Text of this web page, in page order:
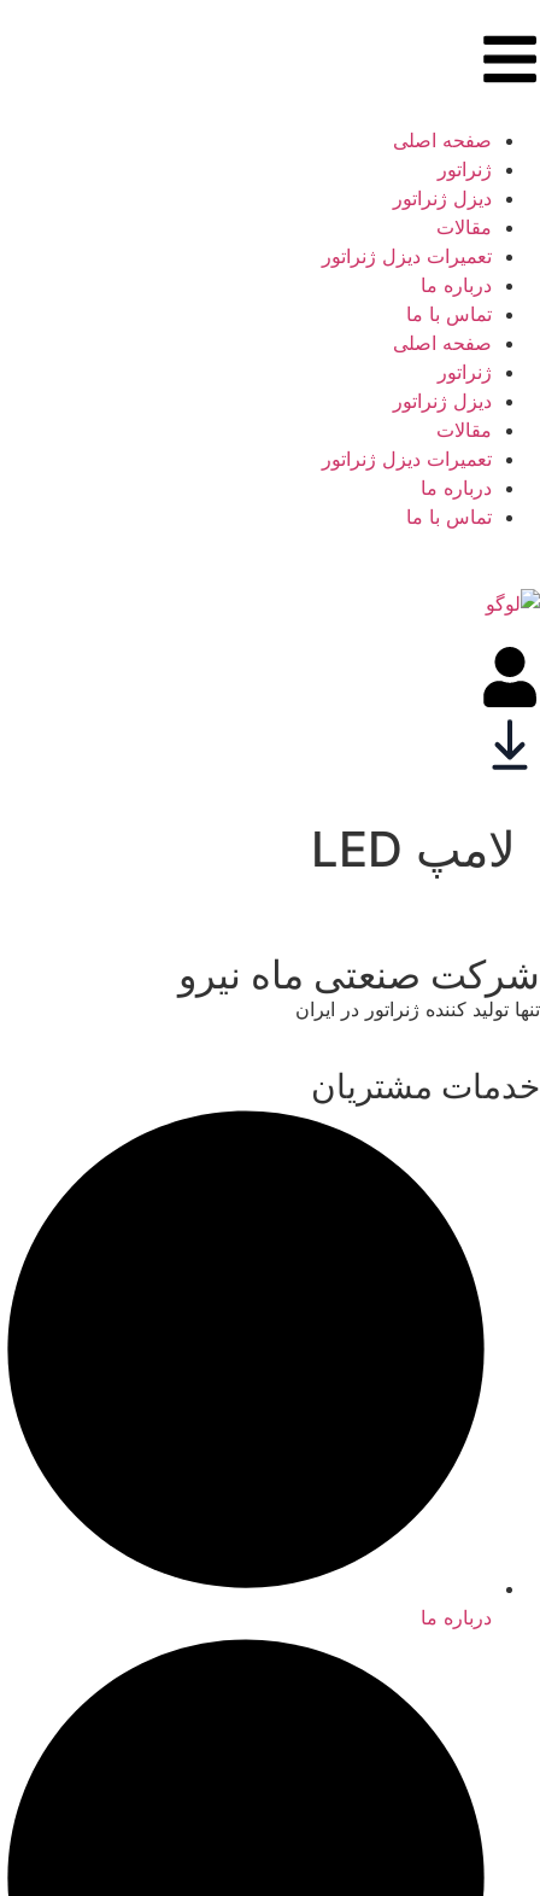
صفحه اصلی
ژنراتور
دیزل ژنراتور
مقالات
تعمیرات دیزل ژنراتور
درباره ما
تماس با ما
صفحه اصلی
ژنراتور
دیزل ژنراتور
مقالات
تعمیرات دیزل ژنراتور
درباره ما
تماس با ما
لامپ ‌LED
شرکت صنعتی ماه نیرو
تنها تولید کننده ژنراتور در ایران
خدمات مشتریان
درباره ما